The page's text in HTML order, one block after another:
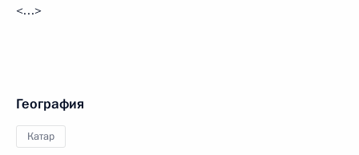
<…>
География
Катар